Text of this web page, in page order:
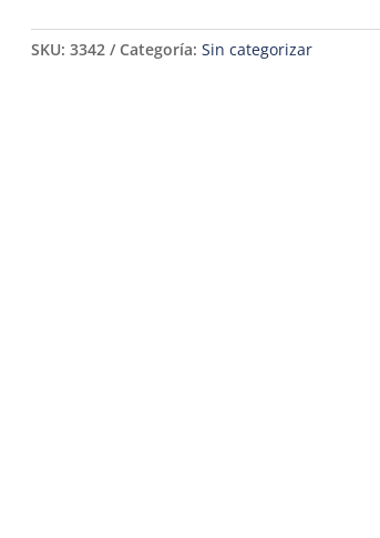
SKU: 3342 Categoría: Sin categorizar